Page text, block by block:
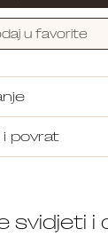
u favorite
i povrat
svidjeti i